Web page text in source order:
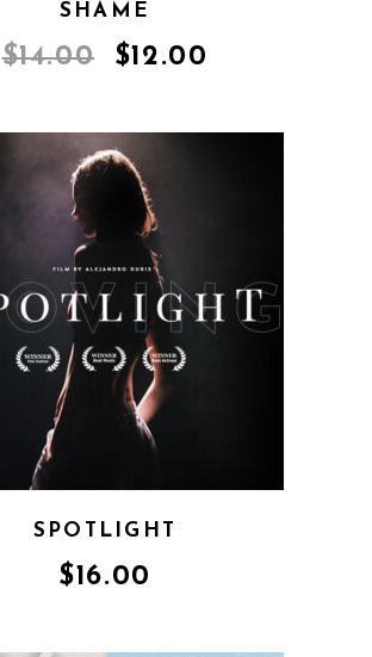
SHAME
$14.00 $12.00
SPOTLIGHT
$16.00